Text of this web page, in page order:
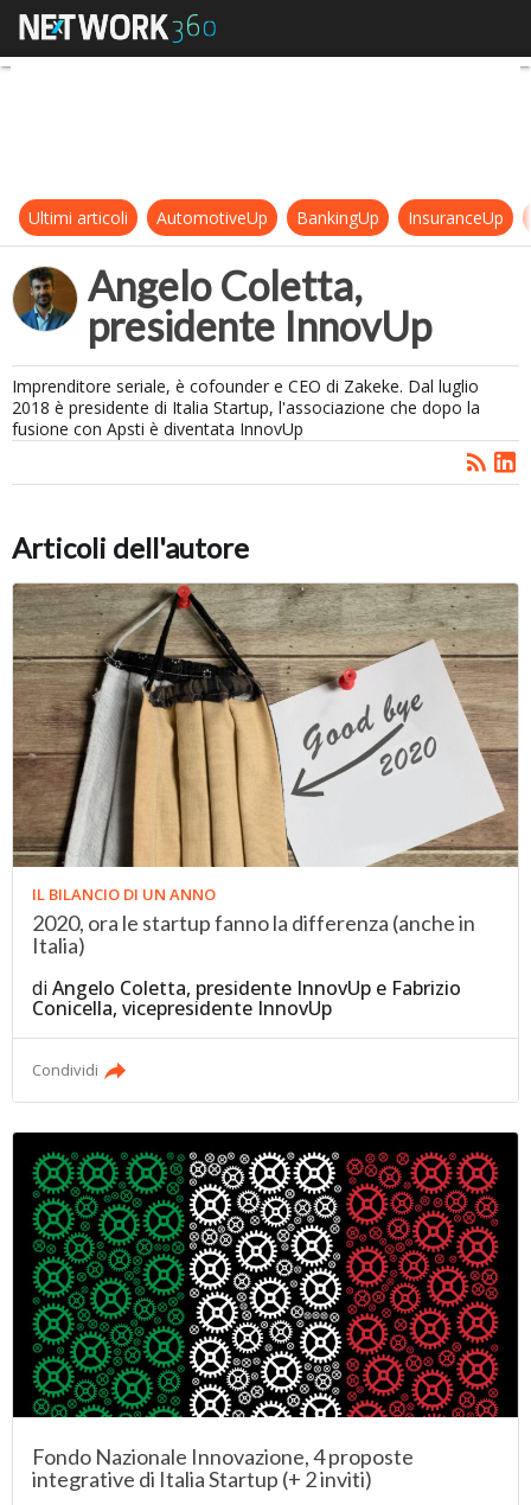
Angelo Coletta
Ultimi articoli AutomotiveUp BankingUp InsuranceUp
Angelo Coletta,
presidente InnovUp
Imprenditore seriale, è cofounder e CEO di Zakeke. Dal luglio
2018 è presidente di Italia Startup, l'associazione che dopo la
fusione con Apsti è diventata InnovUp
Articoli dell'autore
IL BILANCIO DI UN ANNO
2020, ora le startup fanno la differenza (anche in
Italia)
diAngelo Coletta, presidente InnovUp e Fabrizio
Conicella, vicepresidente InnovUp
Condividi
Fondo Nazionale Innovazione, 4 proposte
integrative di Italia Startup (+ 2 inviti)